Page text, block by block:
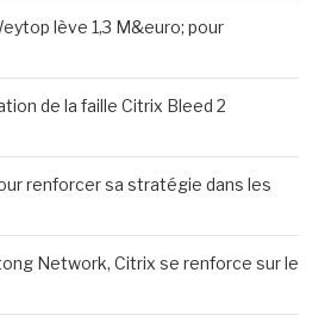
lève 1,3 M&euro; pour
de la faille Citrix Bleed 2
renforcer sa stratégie dans les
Network, Citrix se renforce sur le